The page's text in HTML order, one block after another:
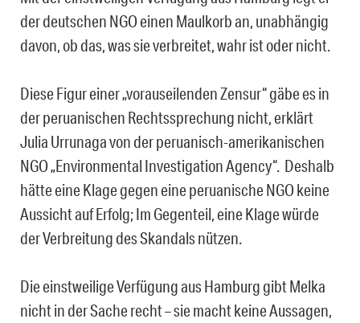
der deutschen NGO einen Maulkorb an, unabhängig
davon, ob das, was sie verbreitet, wahr ist oder nicht.
Diese Figur einer „vorauseilenden Zensur“ gäbe es in
der peruanischen Rechtssprechung nicht, erklärt
Julia Urrunaga von der peruanisch-amerikanischen
NGO „Environmental Investigation Agency“. Deshalb
hätte eine Klage gegen eine peruanische NGO keine
Aussicht auf Erfolg; Im Gegenteil, eine Klage würde
der Verbreitung des Skandals nützen.
Die einstweilige Verfügung aus Hamburg gibt Melka
nicht in der Sache recht – sie macht keine Aussagen,